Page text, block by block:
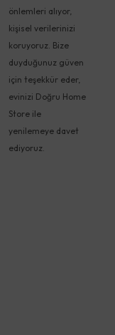
önlemleri alıyor,
kişisel verilerinizi
koruyoruz. Bize
duyduğunuz güven
için teşekkür eder,
evinizi Doğru Home
Store ile
yenilemeye davet
ediyoruz.